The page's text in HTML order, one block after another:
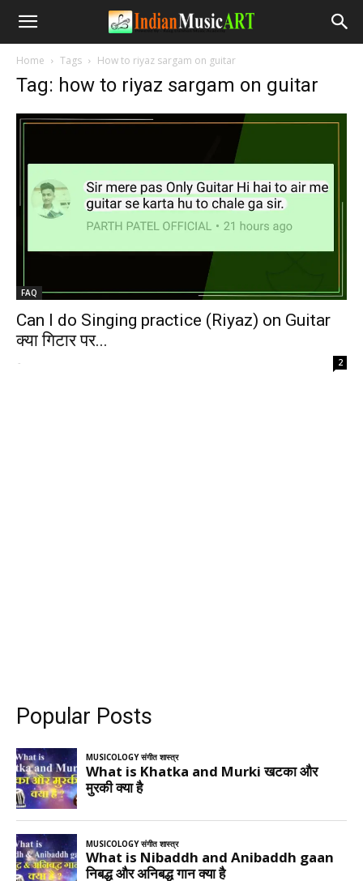
Home Tags How to riyaz sargam on guitar
Tag: how to riyaz sargam on guitar
FAQ
Can I do Singing practice (Riyaz) on Guitar
क्या गिटार पर...
- 2
Popular Posts